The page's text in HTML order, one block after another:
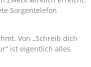
Sorgentelefon
Von „Schreib dich
ist eigentlich alles